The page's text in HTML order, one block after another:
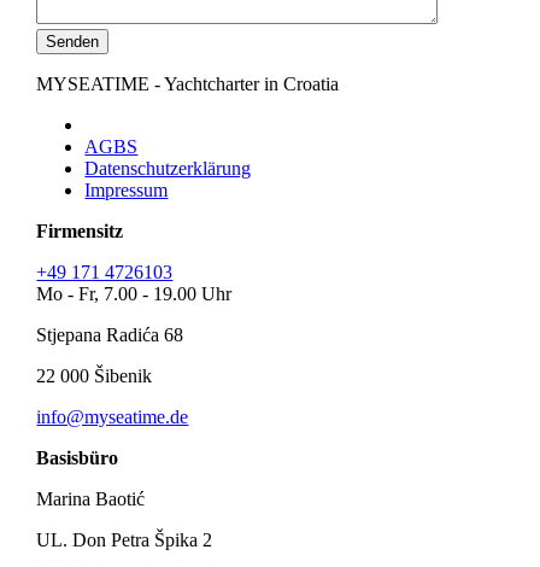
Senden
MYSEATIME - Yachtcharter in Croatia
AGBS
Datenschutzerklärung
Impressum
Firmensitz
+49 171 4726103
Mo - Fr, 7.00 - 19.00 Uhr
Stjepana Radića 68
22 000 Šibenik
info@myseatime.de
Basisbüro
Marina Baotić
UL. Don Petra Špika 2